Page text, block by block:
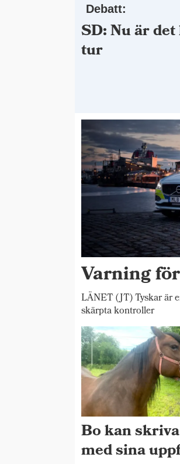
Debatt:
SD: Nu är
tur
Varning
LÄNET (JT) Tyskar är
skärpta kontroller
Bo kan
med sina